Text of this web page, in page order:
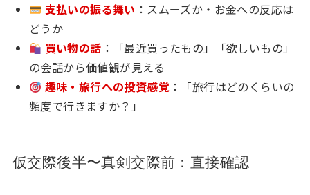
支払いの振る舞い ：スムーズか・お金への反応は
どうか
買い物の話 ：「最近買ったもの」「欲しいもの」
の会話から価値観が見える
趣味・旅行への投資感覚：「旅行はどのくらいの
頻度で行きますか？」
仮交際後半〜真剣交際前：直接確認